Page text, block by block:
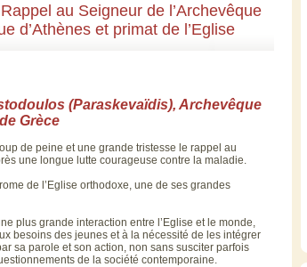
au Seigneur de l’Archevêque
d’Athènes et primat de l’Eglise
(Paraskevaïdis), Archevêque
Grèce
de peine et une grande tristesse le rappel au
une longue lutte courageuse contre la maladie.
de l’Eglise orthodoxe, une de ses grandes
plus grande interaction entre l’Eglise et le monde,
besoins des jeunes et à la nécessité de les intégrer
sa parole et son action, non sans susciter parfois
de la société contemporaine.